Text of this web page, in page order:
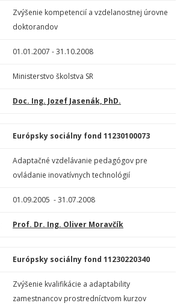
Zvýšenie kompetencií a vzdelanostnej úrovne
doktorandov
01.01.2007 - 31.10.2008
Ministerstvo školstva SR
Doc. Ing. Jozef Jasenák, PhD.
Európsky sociálny fond 11230100073
Adaptačné vzdelávanie pedagógov pre
ovládanie inovatívnych technológií
01.09.2005 - 31.07.2008
Prof. Dr. Ing. Oliver Moravčík
Európsky sociálny fond 11230220340
Zvýšenie kvalifikácie a adaptability
zamestnancov prostredníctvom kurzov